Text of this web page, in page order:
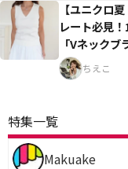
【ユニクロ
レート必見
「Vネックブ
ちえこ
特集一覧
Makuake